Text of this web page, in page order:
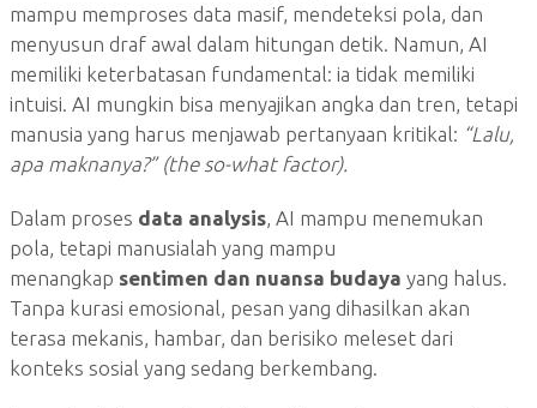
mampu memproses data masif, mendeteksi pola, dan
menyusun draf awal dalam hitungan detik. Namun, AI
memiliki keterbatasan fundamental: ia tidak memiliki
intuisi. AI mungkin bisa menyajikan angka dan tren, tetapi
manusia yang harus menjawab pertanyaan kritikal: “Lalu,
apa maknanya?” (the so-what factor).
Dalam proses data analysis, AI mampu menemukan
pola, tetapi manusialah yang mampu
menangkap sentimen dan nuansa budaya yang halus.
Tanpa kurasi emosional, pesan yang dihasilkan akan
terasa mekanis, hambar, dan berisiko meleset dari
konteks sosial yang sedang berkembang.